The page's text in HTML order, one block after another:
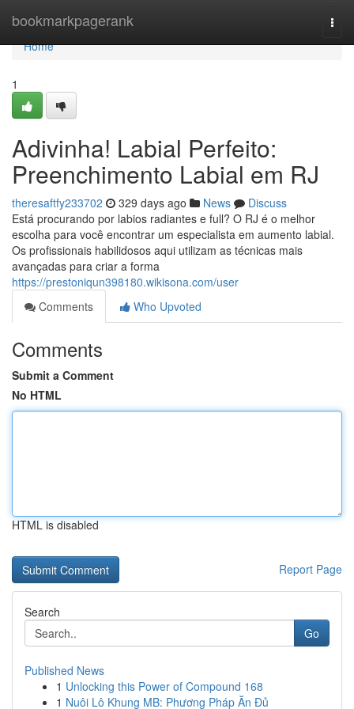
bookmarkpagerank
Home
Home
1
Adivinha! Labial Perfeito:
Preenchimento Labial em RJ
theresaftfy233702 329 days ago News
Discuss
Está procurando por labios radiantes e full? O RJ é o melhor
escolha para você encontrar um especialista em aumento labial.
Os profissionais habilidosos aqui utilizam as técnicas mais
avançadas para criar a forma
https://prestoniqun398180.wikisona.com/user
Comments
Who Upvoted
Comments
Submit a Comment
No HTML
HTML is disabled
Report Page
Search
Go
Published News
1 Unlocking this Power of Compound 168
1 Nuôi Lô Khung MB: Phương Pháp Ăn Đủ